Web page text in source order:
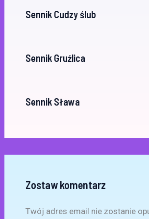
Sennik Cudzy ślub
Sennik Gruźlica
Sennik Sława
Zostaw komentarz
Twój adres email nie zostanie